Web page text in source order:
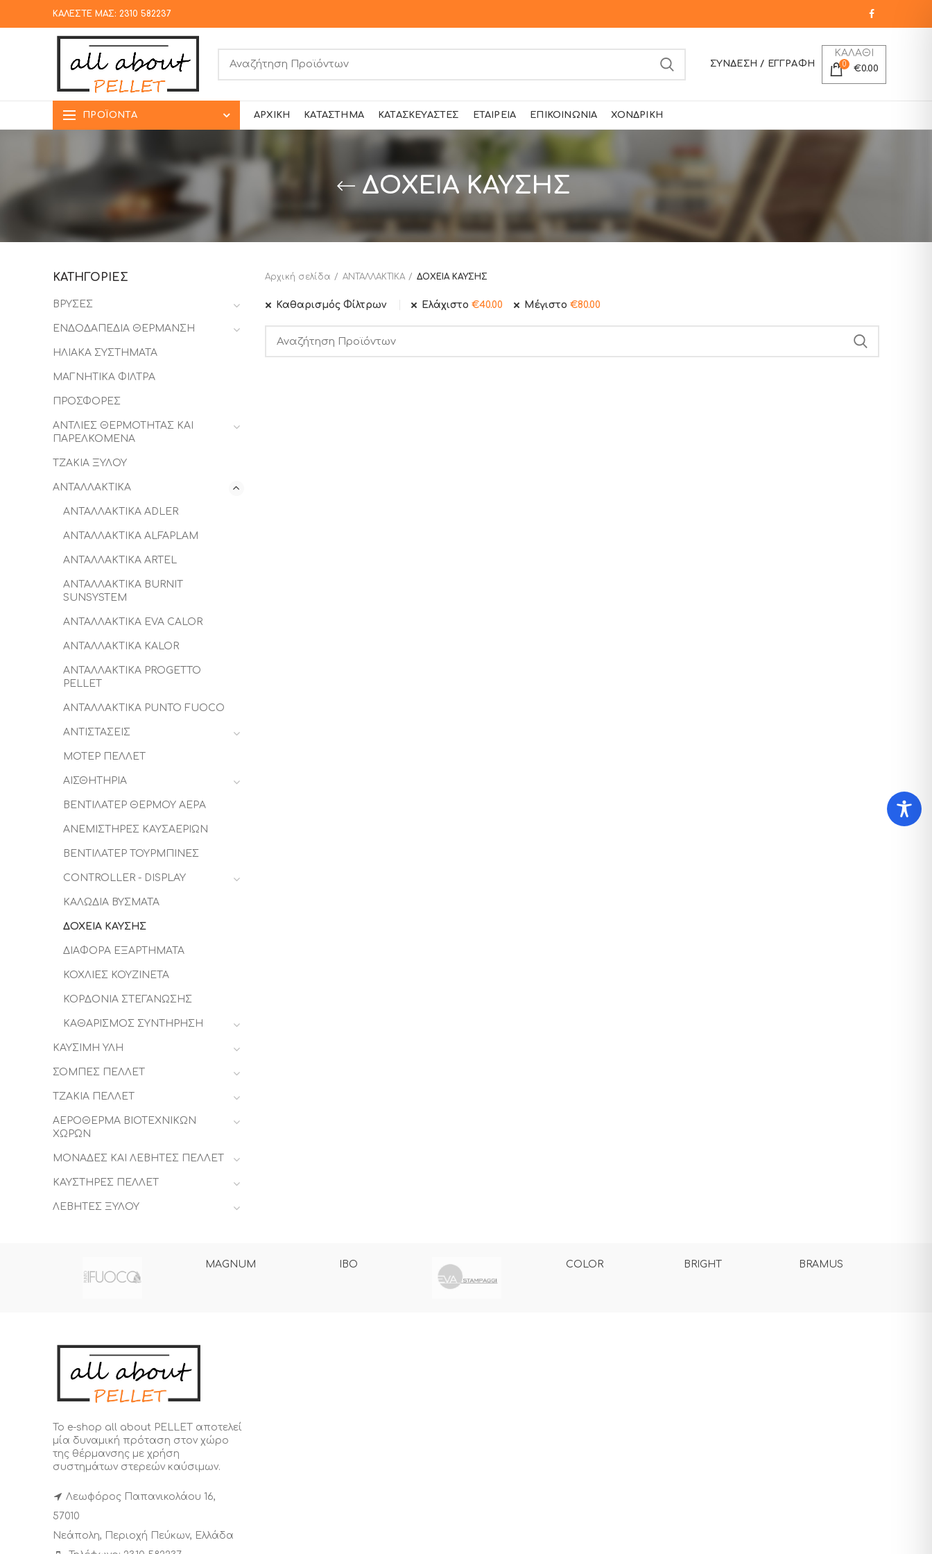
ΚΑΛΕΣΤΕ ΜΑΣ: 2310 582237
ΣΎΝΔΕΣΗ / ΕΓΓΡΑΦΉ
ΚΑΛΑΘΙ
0 €0.00
ΠΡΟΪΌΝΤΑ ΑΡΧΙΚΉ ΚΑΤΆΣΤΗΜΑ ΚΑΤΑΣΚΕΥΑΣΤΈΣ ΕΤΑΙΡΕΊΑ ΕΠΙΚΟΙΝΩΝΊΑ ΧΟΝΔΡΙΚΉ
ΔΟΧΕΙΑ ΚΑΥΣΗΣ
Αρχική σελίδα ΑΝΤΑΛΛΑΚΤΙΚΑ ΔΟΧΕΙΑ ΚΑΥΣΗΣ
Καθαρισμός Φίλτρων Ελάχιστο €40.00 Μέγιστο €80.00
ΚΑΤΗΓΟΡΊΕΣ
ΒΡΥΣΕΣ
ΕΝΔΟΔΑΠΕΔΙΑ ΘΕΡΜΑΝΣΗ
ΗΛΙΑΚΑ ΣΥΣΤΗΜΑΤΑ
ΜΑΓΝΗΤΙΚΑ ΦΙΛΤΡΑ
ΠΡΟΣΦΟΡΕΣ
ΑΝΤΛΙΕΣ ΘΕΡΜΟΤΗΤΑΣ ΚΑΙ
ΠΑΡΕΛΚΟΜΕΝΑ
ΤΖΑΚΙΑ ΞΥΛΟΥ
ΑΝΤΑΛΛΑΚΤΙΚΑ
ΑΝΤΑΛΛΑΚΤΙΚΑ ADLER
ΑΝΤΑΛΛΑΚΤΙΚΑ ALFAPLAM
ΑΝΤΑΛΛΑΚΤΙΚΑ ARTEL
ΑΝΤΑΛΛΑΚΤΙΚΑ BURNIT
SUNSYSTEM
ΑΝΤΑΛΛΑΚΤΙΚΑ EVA CALOR
ΑΝΤΑΛΛΑΚΤΙΚΑ KALOR
ΑΝΤΑΛΛΑΚΤΙΚΑ PROGETTO
PELLET
ΑΝΤΑΛΛΑΚΤΙΚΑ PUNTO FUOCO
ΑΝΤΙΣΤΑΣΕΙΣ
ΜΟΤΕΡ ΠΕΛΛΕΤ
ΑΙΣΘΗΤΗΡΙΑ
ΒΕΝΤΙΛΑΤΕΡ ΘΕΡΜΟΥ ΑΕΡΑ
ΑΝΕΜΙΣΤΗΡΕΣ ΚΑΥΣΑΕΡΙΩΝ
ΒΕΝΤΙΛΑΤΕΡ ΤΟΥΡΜΠΙΝΕΣ
CONTROLLER - DISPLAY
ΚΑΛΩΔΙΑ ΒΥΣΜΑΤΑ
ΔΟΧΕΙΑ ΚΑΥΣΗΣ
ΔΙΑΦΟΡΑ ΕΞΑΡΤΗΜΑΤΑ
ΚΟΧΛΙΕΣ ΚΟΥΖΙΝΕΤΑ
ΚΟΡΔΟΝΙΑ ΣΤΕΓΑΝΩΣΗΣ
ΚΑΘΑΡΙΣΜΟΣ ΣΥΝΤΗΡΗΣΗ
ΚΑΥΣΙΜΗ ΥΛΗ
ΣΟΜΠΕΣ ΠΕΛΛΕΤ
ΤΖΑΚΙΑ ΠΕΛΛΕΤ
ΑΕΡΟΘΕΡΜΑ ΒΙΟΤΕΧΝΙΚΩΝ
ΧΩΡΩΝ
ΜΟΝΑΔΕΣ ΚΑΙ ΛΕΒΗΤΕΣ ΠΕΛΛΕΤ
ΚΑΥΣΤΗΡΕΣ ΠΕΛΛΕΤ
ΛΕΒΗΤΕΣ ΞΥΛΟΥ
MAGNUM IBO COLOR BRIGHT BRAMUS
Το e-shop all about PELLET αποτελεί
μία δυναμική πρόταση στον χώρο
της θέρμανσης με χρήση
συστημάτων στερεών καύσιμων.
Λεωφόρος Παπανικολάου 16,
57010
Νεάπολη, Περιοχή Πεύκων, Ελλάδα